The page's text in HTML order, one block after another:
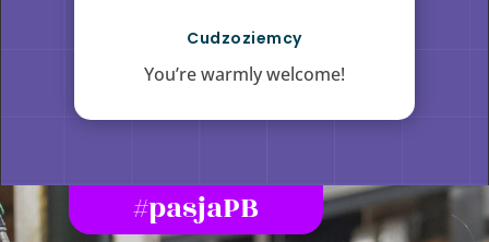
Cudzoziemcy
You’re warmly welcome!
#pasjaPB